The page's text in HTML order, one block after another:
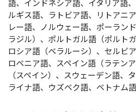
語、インドネシア語、イタリア語
ルギス語、ラトビア語、リトアニ
レー語、ノルウェー語、ポーラン
ラジル）、ポルトガル語（ポルト
ロシア語（ベラルーシ）、セルビ
ロベニア語、スペイン語（ラテン
（スペイン）、スウェーデン語、
ライナ語、ウズベク語、ベトナム語